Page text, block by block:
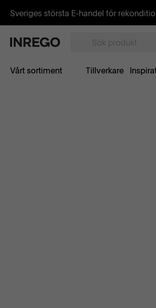
Sveriges största E-handel för
Vårt sortiment Tillverkare